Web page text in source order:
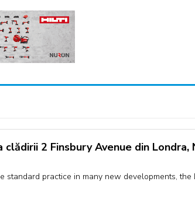
2 Finsbury Avenue din Londra,
standard practice in many new developments,